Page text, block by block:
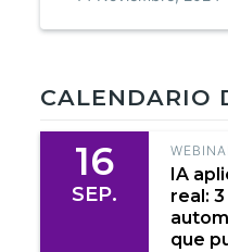
CALENDARIO
16
SEP.
IA
real:
que